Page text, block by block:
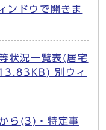
ドウで開きま
状況一覧表(居宅
別ウィ
ら(3)・特定事